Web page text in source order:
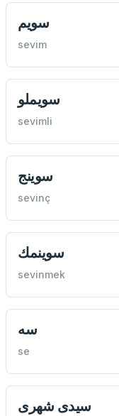
سويم
sevim
سويملو
sevimli
سوينج
sevinç
سوينمك
sevinmek
سه
se
سيدی شهری